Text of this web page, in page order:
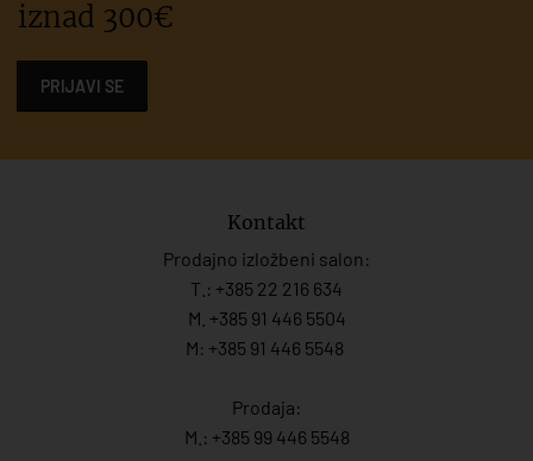
iznad 300€
PRIJAVI SE
Kontakt
Prodajno izložbeni salon:
T.: +385 22 216 634
M. +385 91 446 5504
M: +385 91 446 5548
Prodaja:
M.: +385 99 446 5548